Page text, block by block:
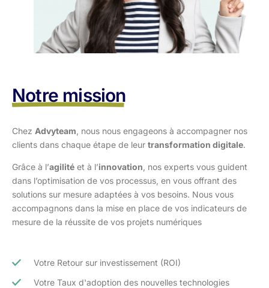
Notre mission
Chez Advyteam , nous nous engageons à accompagner nos
clients dans chaque étape de leur transformation digitale.
Grâce à l’agilité et à l’innovation , nos experts vous guident
dans l’optimisation de vos processus, en vous offrant des
solutions sur mesure adaptées à vos besoins. Nous vous
accompagnons dans la mise en place de vos indicateurs de
mesure de la réussite de vos projets numériques
Votre Retour sur investissement (ROI)
Votre Taux d'adoption des nouvelles technologies